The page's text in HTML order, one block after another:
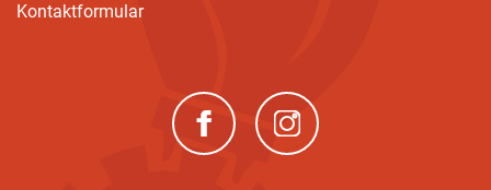
Kontaktformular
(neues Fenster)(neues Fenster)